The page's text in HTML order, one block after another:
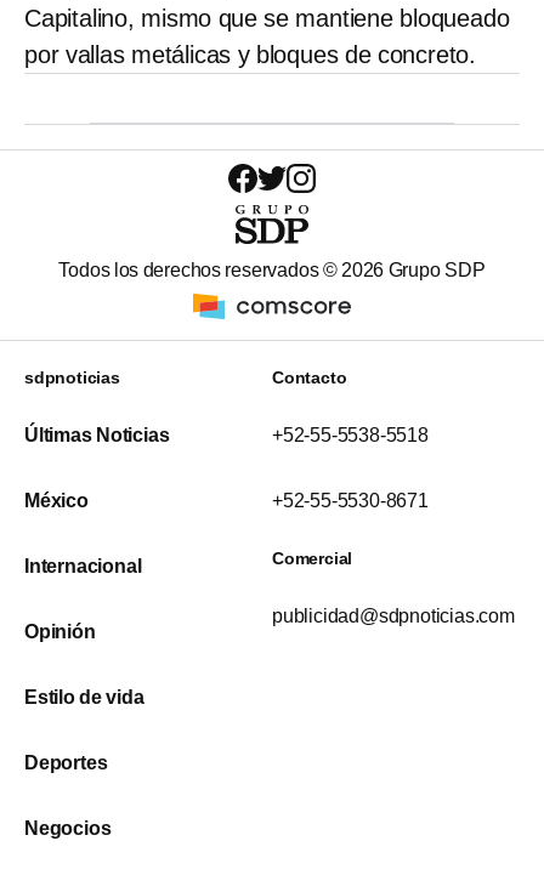
Capitalino, mismo que se mantiene bloqueado
por vallas metálicas y bloques de concreto.
Todos los derechos reservados © 2026 Grupo SDP
sdpnoticias
Últimas Noticias
México
Internacional
Opinión
Estilo de vida
Deportes
Negocios
Contacto
+52-55-5538-5518
+52-55-5530-8671
Comercial
publicidad@sdpnoticias.com